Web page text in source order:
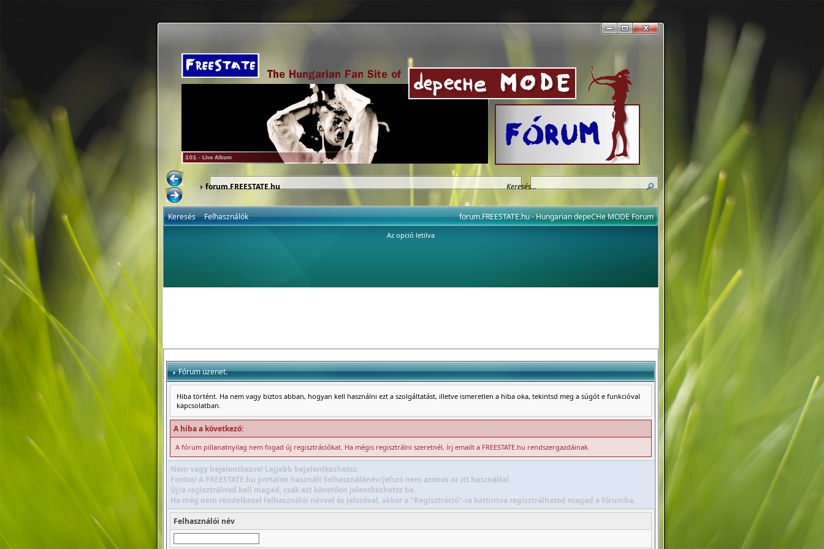
forum.FREESTATE.hu
forum.FREESTATE.hu - Hungarian depeCHe MODE Forum
Keresés Felhasználók
Az opció letilva
Fórum üzenet.
Hiba történt. Ha nem vagy biztos abban, hogyan kell használni ezt a szolgáltatást, illetve ismeretlen a hiba oka, tekintsd meg a súgót e funkcióval
kapcsolatban.
A hiba a következő:
A fórum pillanatnyilag nem fogad új regisztrációkat. Ha mégis regisztrálni szeretnél, írj emailt a FREESTATE.hu rendszergazdáinak.
Nem vagy bejelentkezve! Lejjebb bejelentkezhetsz.
Fontos! A FREESTATE.hu portálon használt felhasználónév/jelszó nem azonos az itt használtal.
Újra regisztrálnod kell magad, csak azt követően jelentkezhetsz be.
Ha még nem rendelkezel felhasználói névvel és jelszóval, akkor a "Regisztráció"-ra kattintva regisztrálhatod magad a fórumba.
Felhasználói név